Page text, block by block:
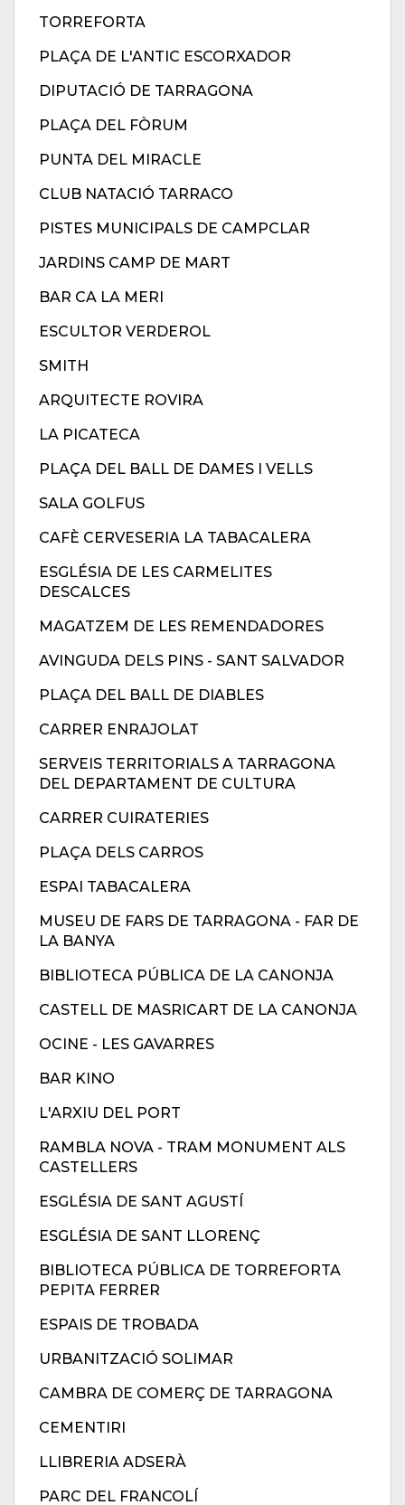
TORREFORTA
PLAÇA DE L'ANTIC ESCORXADOR
DIPUTACIÓ DE TARRAGONA
PLAÇA DEL FÒRUM
PUNTA DEL MIRACLE
CLUB NATACIÓ TARRACO
PISTES MUNICIPALS DE CAMPCLAR
JARDINS CAMP DE MART
BAR CA LA MERI
ESCULTOR VERDEROL
SMITH
ARQUITECTE ROVIRA
LA PICATECA
PLAÇA DEL BALL DE DAMES I VELLS
SALA GOLFUS
CAFÈ CERVESERIA LA TABACALERA
ESGLÉSIA DE LES CARMELITES
DESCALCES
MAGATZEM DE LES REMENDADORES
AVINGUDA DELS PINS - SANT SALVADOR
PLAÇA DEL BALL DE DIABLES
CARRER ENRAJOLAT
SERVEIS TERRITORIALS A TARRAGONA
DEL DEPARTAMENT DE CULTURA
CARRER CUIRATERIES
PLAÇA DELS CARROS
ESPAI TABACALERA
MUSEU DE FARS DE TARRAGONA - FAR DE
LA BANYA
BIBLIOTECA PÚBLICA DE LA CANONJA
CASTELL DE MASRICART DE LA CANONJA
OCINE - LES GAVARRES
BAR KINO
L'ARXIU DEL PORT
RAMBLA NOVA - TRAM MONUMENT ALS
CASTELLERS
ESGLÉSIA DE SANT AGUSTÍ
ESGLÉSIA DE SANT LLORENÇ
BIBLIOTECA PÚBLICA DE TORREFORTA
PEPITA FERRER
ESPAIS DE TROBADA
URBANITZACIÓ SOLIMAR
CAMBRA DE COMERÇ DE TARRAGONA
CEMENTIRI
LLIBRERIA ADSERÀ
PARC DEL FRANCOLÍ